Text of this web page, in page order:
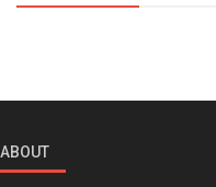
ABOUT